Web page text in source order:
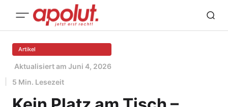
Artikel
Aktualisiert am Juni 4, 2026
5 Min. Lesezeit